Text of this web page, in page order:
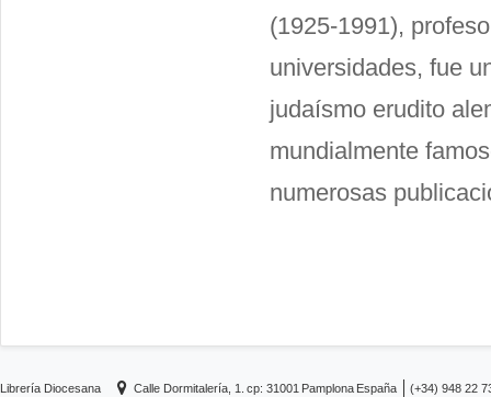
(1925-1991),
universidades, fue
judaísmo erudito
mundialmente
numerosas
Librería Diocesana Calle Dormitalería, 1. cp: 31001 Pamplona España (+34) 948 22